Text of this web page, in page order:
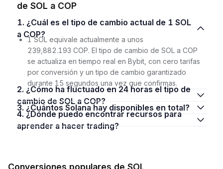
de SOL a COP
1. ¿Cuál es el tipo de cambio actual de 1 SOL
a COP?
1 SOL equivale actualmente a unos
239,882.193 COP. El tipo de cambio de SOL a COP
se actualiza en tiempo real en Bybit, con cero tarifas
por conversión y un tipo de cambio garantizado
durante 15 segundos una vez que confirmas.
2. ¿Cómo ha fluctuado en 24 horas el tipo de
cambio de SOL a COP?
3. ¿Cuántos Solana hay disponibles en total?
4. ¿Dónde puedo encontrar recursos para
aprender a hacer trading?
Conversiones populares de SOL